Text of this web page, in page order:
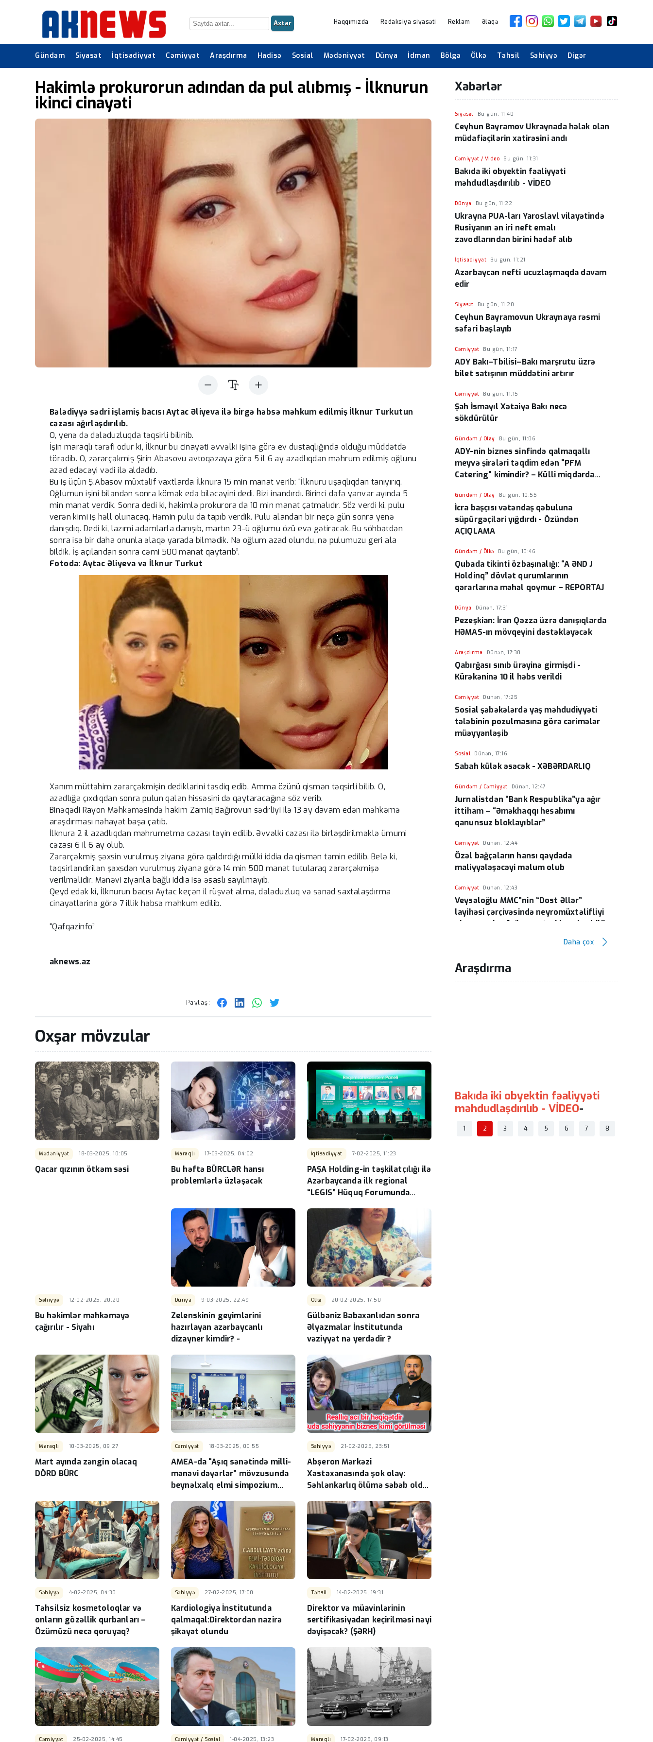
Axtar Haqqımızda Redaksiya siyasəti Reklam Əlaqə
Gündəm Siyasət İqtisadiyyat Cəmiyyət Araşdırma Hadisə Sosial Mədəniyyət Dünya İdman Bölgə Ölkə Təhsil Səhiyyə Digər
Hakimlə prokurorun adından da pul alıbmış - İlknurun
ikinci cinayəti
Bələdiyyə sədri işləmiş bacısı Aytac Əliyeva ilə birgə həbsə məhkum edilmiş İlknur Turkutun
cəzası ağırlaşdırılıb.
O, yenə də dələduzluqda təqsirli bilinib.
İşin maraqlı tərəfi odur ki, İlknur bu cinayəti əvvəlki işinə görə ev dustaqlığında olduğu müddətdə
törədib. O, zərərçəkmiş Şirin Abasovu avtoqəzaya görə 5 il 6 ay azadlıqdan məhrum edilmiş oğlunu
azad edəcəyi vədi ilə aldadıb.
Bu iş üçün Ş.Abasov müxtəlif vaxtlarda İlknura 15 min manat verib: “İlknuru uşaqlıqdan tanıyırıq.
Oğlumun işini biləndən sonra kömək edə biləcəyini dedi. Bizi inandırdı. Birinci dəfə yanvar ayında 5
min manat verdik. Sonra dedi ki, hakimlə prokurora da 10 min manat çatmalıdır. Söz verdi ki, pulu
verən kimi iş həll olunacaq. Həmin pulu da tapıb verdik. Pulu alandan bir neçə gün sonra yenə
danışdıq. Dedi ki, lazımi adamlarla danışıb, martın 23-ü oğlumu özü evə gətirəcək. Bu söhbətdən
sonra isə bir daha onunla əlaqə yarada bilmədik. Nə oğlum azad olundu, nə pulumuzu geri ala
bildik. İş açılandan sonra cəmi 500 manat qaytarıb”.
Fotoda: Aytac Əliyeva və İlknur Turkut
Xanım müttəhim zərərçəkmişin dediklərini təsdiq edib. Amma özünü qismən təqsirli bilib. O,
azadlığa çıxdıqdan sonra pulun qalan hissəsini də qaytaracağına söz verib.
Binəqədi Rayon Məhkəməsində hakim Zamiq Bağırovun sədrliyi ilə 13 ay davam edən məhkəmə
araşdırması nəhayət başa çatıb.
İlknura 2 il azadlıqdan məhrumetmə cəzası təyin edilib. Əvvəlki cəzası ilə birləşdirilməklə ümumi
cəzası 6 il 6 ay olub.
Zərərçəkmiş şəxsin vurulmuş ziyana görə qaldırdığı mülki iddia da qismən təmin edilib. Belə ki,
təqsirləndirilən şəxsdən vurulmuş ziyana görə 14 min 500 manat tutularaq zərərçəkmişə
verilməlidir. Mənəvi ziyanla bağlı iddia isə əsaslı sayılmayıb.
Qeyd edək ki, İlknurun bacısı Aytac keçən il rüşvət alma, dələduzluq və sənəd saxtalaşdırma
cinayətlərinə görə 7 illik həbsə məhkum edilib.
“Qafqazinfo”
aknews.az
Paylaş:
Oxşar mövzular
Mədəniyyət 18-03-2025, 10:05
Qacar qızının ötkəm səsi
Maraqlı 17-03-2025, 04:02
Bu həftə BÜRCLƏR hansı
problemlərlə üzləşəcək
İqtisadiyyat 7-02-2025, 11:23
PAŞA Holding-in təşkilatçılığı ilə
Azərbaycanda ilk regional
“LEGIS” Hüquq Forumunda
Səhiyyə 12-02-2025, 20:20
Bu həkimlər məhkəməyə
çağırılır - Siyahı
Dünya 9-03-2025, 22:49
Zelenskinin geyimlərini
hazırlayan azərbaycanlı
dizayner kimdir? -
Ölkə 20-02-2025, 17:50
Gülbəniz Babaxanlıdan sonra
Əlyazmalar İnstitutunda
vəziyyət nə yerdədir ?
Maraqlı 10-03-2025, 09:27
Mart ayında zəngin olacaq
DÖRD BÜRC
Cəmiyyət 18-03-2025, 00:55
AMEA-da “Aşıq sənətində milli-
mənəvi dəyərlər” mövzusunda
beynəlxalq elmi simpozium
Səhiyyə 21-02-2025, 23:51
Abşeron Mərkəzi
Xəstəxanasında şok olay:
Səhlənkarlıq ölümə səbəb oldu
Səhiyyə 4-02-2025, 04:30
Təhsilsiz kosmetoloqlar və
onların gözəllik qurbanları –
Özümüzü necə qoruyaq?
Səhiyyə 27-02-2025, 17:00
Kardiologiya İnstitutunda
qalmaqal:Direktordan nazirə
şikayət olundu
Təhsil 14-02-2025, 19:31
Direktor və müavinlərinin
sertifikasiyadan keçirilməsi nəyi
dəyişəcək? (ŞƏRH)
Cəmiyyət 25-02-2025, 14:45 Cəmiyyət / Sosial 1-04-2025, 13:23 Maraqlı 17-02-2025, 09:13
Xəbərlər
Siyasət Bu gün, 11:40
Ceyhun Bayramov Ukraynada həlak olan
müdafiəçilərin xatirəsini andı
Cəmiyyət / Video Bu gün, 11:31
Bakıda iki obyektin fəaliyyəti
məhdudlaşdırılıb - VİDEO
Dünya Bu gün, 11:22
Ukrayna PUA-ları Yaroslavl vilayətində
Rusiyanın ən iri neft emalı
zavodlarından birini hədəf alıb
İqtisadiyyat Bu gün, 11:21
Azərbaycan nefti ucuzlaşmaqda davam
edir
Siyasət Bu gün, 11:20
Ceyhun Bayramovun Ukraynaya rəsmi
səfəri başlayıb
Cəmiyyət Bu gün, 11:17
ADY Bakı–Tbilisi–Bakı marşrutu üzrə
bilet satışının müddətini artırır
Cəmiyyət Bu gün, 11:15
Şah İsmayıl Xətaiyə Bakı necə
sökdürülür
Gündəm / Olay Bu gün, 11:06
ADY-nin biznes sinfində qalmaqallı
meyvə şirələri təqdim edən "PFM
Catering" kimindir? – Külli miqdarda
Gündəm / Olay Bu gün, 10:55
İcra başçısı vətəndaş qəbuluna
süpürgəçiləri yığdırdı - Özündən
AÇIQLAMA
Gündəm / Ölkə Bu gün, 10:46
Qubada tikinti özbaşınalığı: “A ƏND J
Holdinq” dövlət qurumlarının
qərarlarına məhəl qoymur – REPORTAJ
Dünya Dünən, 17:31
Pezeşkian: İran Qəzza üzrə danışıqlarda
HƏMAS-ın mövqeyini dəstəkləyəcək
Araşdırma Dünən, 17:30
Qabırğası sınıb ürəyinə girmişdi -
Kürəkəninə 10 il həbs verildi
Cəmiyyət Dünən, 17:25
Sosial şəbəkələrdə yaş məhdudiyyəti
tələbinin pozulmasına görə cərimələr
müəyyənləşib
Sosial Dünən, 17:16
Sabah külək əsəcək - XƏBƏRDARLIQ
Gündəm / Cəmiyyət Dünən, 12:47
Jurnalistdən “Bank Respublika”ya ağır
ittiham – “Əməkhaqqı hesabımı
qanunsuz bloklayıblar”
Cəmiyyət Dünən, 12:44
Özəl bağçaların hansı qaydada
maliyyələşəcəyi məlum olub
Cəmiyyət Dünən, 12:43
Veysəloğlu MMC”nin “Dost Əllər”
layihəsi çərçivəsində neyromüxtəlifliyi
olan gənclər üçün masterklass keçirilib
bir mənbədən xərclənir(?)! –Əsaslı
şübhələr var...
Daha çox
Araşdırma
ADY-nin biznes sinfində
qalmaqallı meyvə şirələri
təqdim edən "PFM Catering"
kimindir? – Külli miqdarda vergi
Ceyhun Bayramov Ukraynada
həlak olan müdafiəçilərin
xatirəsini andı-
Bakıda iki obyektin fəaliyyəti
məhdudlaşdırılıb - VİDEO-
1 2 3 4 5 6 7 8